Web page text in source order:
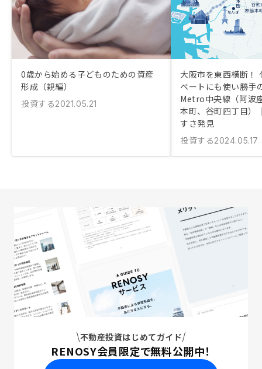
0歳から始める子どものための資産
形成（親編）
投資する2021.05.21
大阪市を東西横断！
ベートにも使い勝手
Metro中央線（阿波
本町、谷町四丁目）
すさ発見
投資する2024.05.17
不動産投資はじめてガイド
RENOSY会員限定で無料公開中！